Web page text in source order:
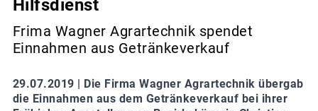
Hilfsdienst
Frima Wagner Agrartechnik spendet
Einnahmen aus Getränkeverkauf
29.07.2019 | Die Firma Wagner Agrartechnik übergab
die Einnahmen aus dem Getränkeverkauf bei ihrer